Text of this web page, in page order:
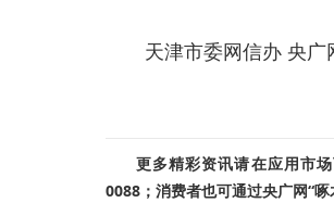
天津市委网信办 央
更多精彩资讯请在应用市
0088；消费者也可通过央广网“